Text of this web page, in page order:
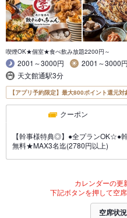
喫煙OK★個室★食べ飲み放題2200円～
2001～3000円
2001～3000円
天文館通駅3分
【アプリ予約限定】最大800ポイント還元対
クーポン
【幹事様特典◎】●全プランOK☆●
無料★MAX3名迄(2780円以上)
カレンダーの更
下記ボタンを押して空
空席状